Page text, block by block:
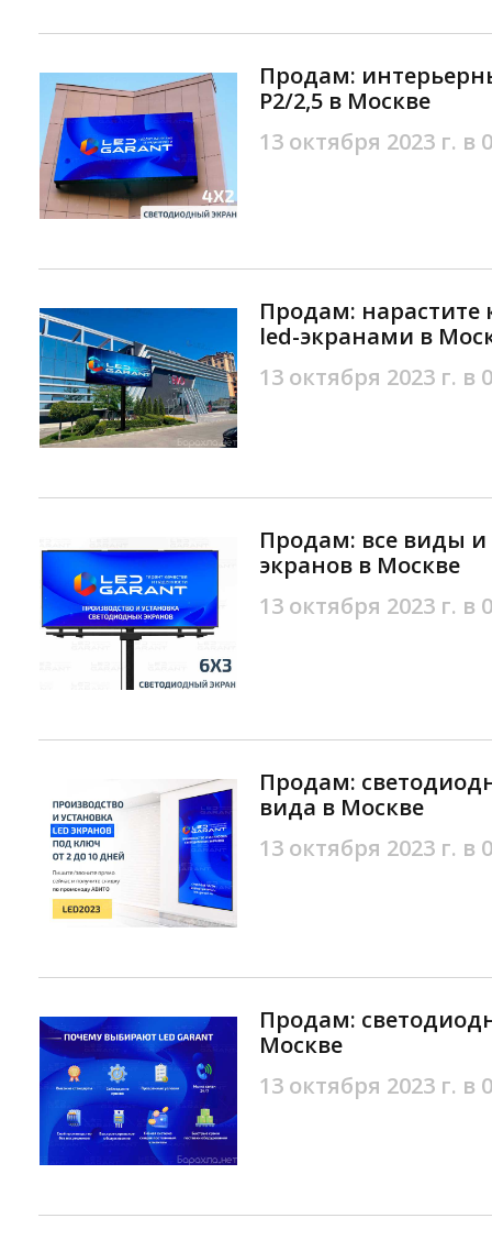
Продам:
Р2/2,5 в Москве
13 октября 2023 г. в
Продам:
led-экранами в
13 октября 2023 г. в
Продам: все виды
экранов в Москве
13 октября 2023 г. в
Продам:
вида в Москве
13 октября 2023 г. в
Продам:
Москве
13 октября 2023 г. в